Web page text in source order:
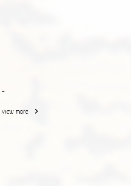
-
View more